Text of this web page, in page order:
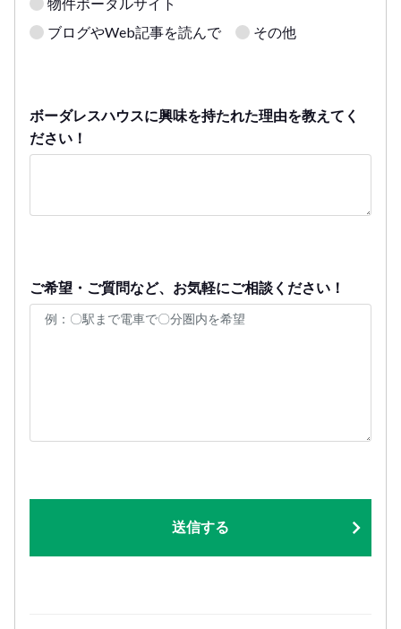
ブログやWeb記事を読んで
その他
ボーダレスハウスに興味を持たれた理由を教えてく
ださい！
ご希望・ご質問など、お気軽にご相談ください！
送信する